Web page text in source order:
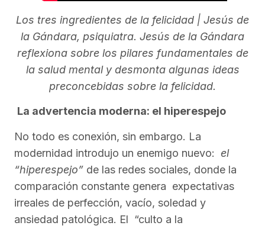
Los tres ingredientes de la felicidad | Jesús de
la Gándara, psiquiatra. Jesús de la Gándara
reflexiona sobre los pilares fundamentales de
la salud mental y desmonta algunas ideas
preconcebidas sobre la felicidad.
La advertencia moderna: el hiperespejo
No todo es conexión, sin embargo. La
modernidad introdujo un enemigo nuevo: el
“hiperespejo” de las redes sociales, donde la
comparación constante genera expectativas
irreales de perfección, vacío, soledad y
ansiedad patológica. El “culto a la